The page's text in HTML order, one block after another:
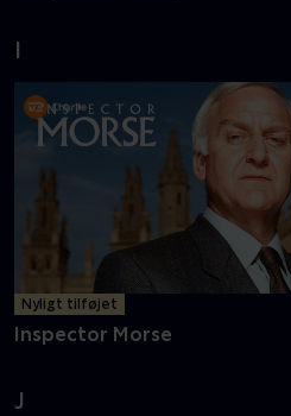
I
Nyligt tilføjet
Inspector Morse
J